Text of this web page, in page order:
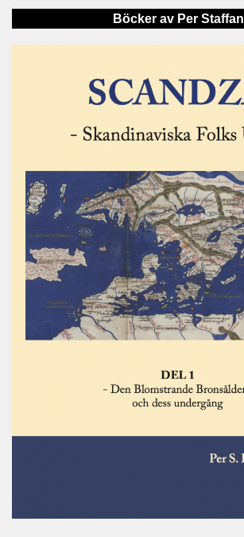
Böcker av Per Staffan